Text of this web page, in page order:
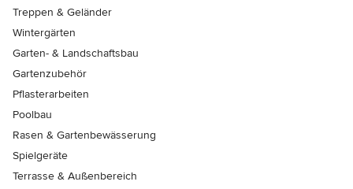
Treppen & Geländer
Wintergärten
Garten- & Landschaftsbau
Gartenzubehör
Pflasterarbeiten
Poolbau
Rasen & Gartenbewässerung
Spielgeräte
Terrasse & Außenbereich